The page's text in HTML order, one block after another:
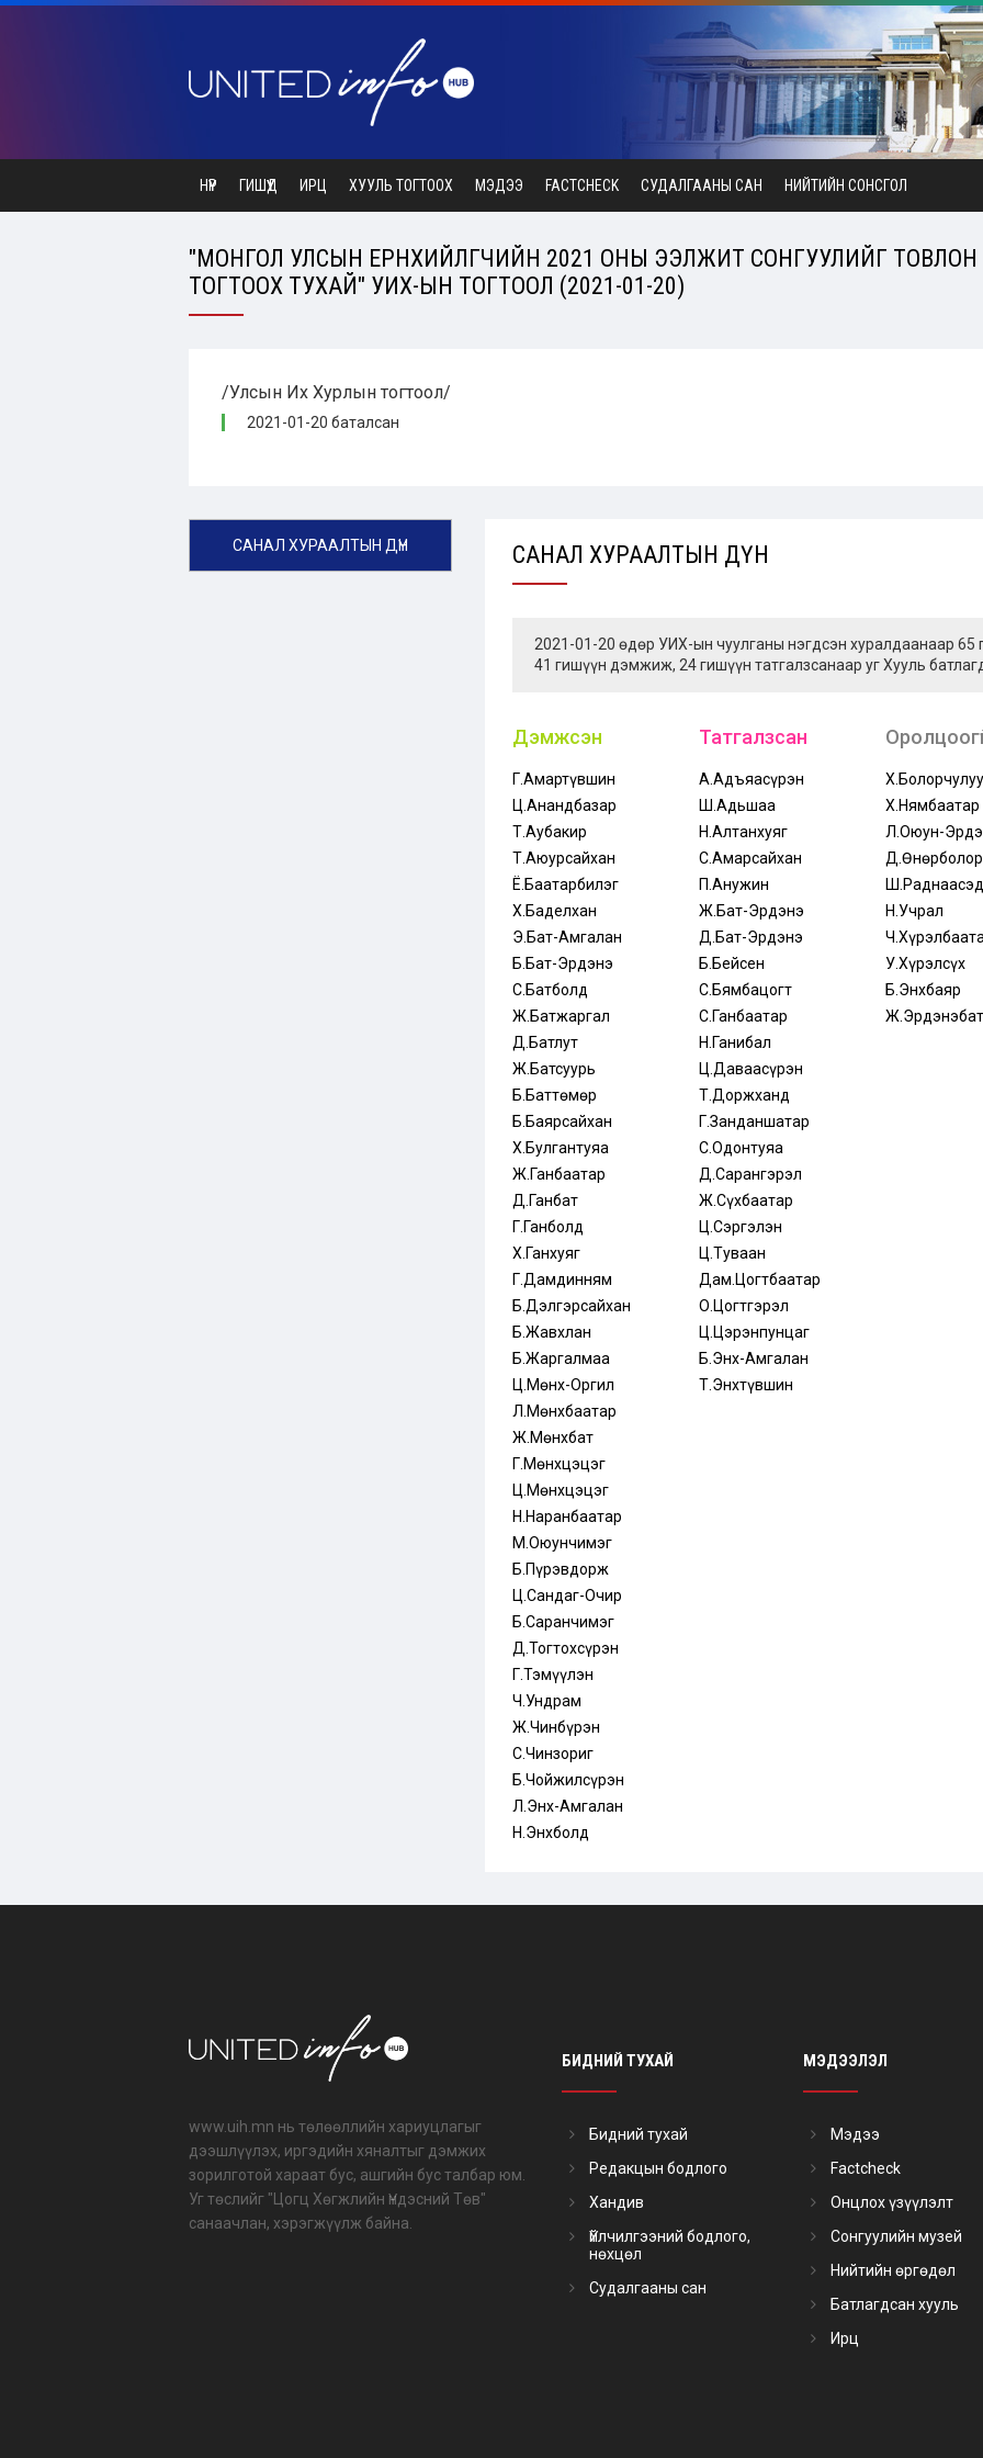
НҮҮР ГИШҮҮД ИРЦ ХУУЛЬ ТОГТООХ МЭДЭЭ FACTCHECK СУДАЛГААНЫ САН НИЙТИЙН СОНСГОЛ
"МОНГОЛ УЛСЫН ЕРӨНХИЙЛӨГЧИЙН 2021 ОНЫ ЭЭЛЖИТ СОНГУУЛИЙГ ТОВЛОН
ТОГТООХ ТУХАЙ" УИХ-ЫН ТОГТООЛ (2021-01-20)
/Улсын Их Хурлын тогтоол/
2021-01-20 баталсан
САНАЛ ХУРААЛТЫН ДҮН САНАЛ ХУРААЛТЫН ДҮН
2021-01-20 өдөр УИХ-ын чуулганы нэгдсэн хуралдаанаар
41 гишүүн дэмжиж, 24 гишүүн татгалзсанаар уг Хууль
Дэмжсэн
Г.Амартүвшин
Ц.Анандбазар
Т.Аубакир
Т.Аюурсайхан
Ё.Баатарбилэг
Х.Баделхан
Э.Бат-Амгалан
Б.Бат-Эрдэнэ
С.Батболд
Ж.Батжаргал
Д.Батлут
Ж.Батсуурь
Б.Баттөмөр
Б.Баярсайхан
Х.Булгантуяа
Ж.Ганбаатар
Д.Ганбат
Г.Ганболд
Х.Ганхуяг
Г.Дамдинням
Б.Дэлгэрсайхан
Б.Жавхлан
Б.Жаргалмаа
Ц.Мөнх-Оргил
Л.Мөнхбаатар
Ж.Мөнхбат
Г.Мөнхцэцэг
Ц.Мөнхцэцэг
Н.Наранбаатар
М.Оюунчимэг
Б.Пүрэвдорж
Ц.Сандаг-Очир
Б.Саранчимэг
Д.Тогтохсүрэн
Г.Тэмүүлэн
Ч.Ундрам
Ж.Чинбүрэн
С.Чинзориг
Б.Чойжилсүрэн
Л.Энх-Амгалан
Н.Энхболд
Татгалзсан
А.Адъяасүрэн
Ш.Адьшаа
Н.Алтанхуяг
С.Амарсайхан
П.Анужин
Ж.Бат-Эрдэнэ
Д.Бат-Эрдэнэ
Б.Бейсен
С.Бямбацогт
С.Ганбаатар
Н.Ганибал
Ц.Даваасүрэн
Т.Доржханд
Г.Занданшатар
С.Одонтуяа
Д.Сарангэрэл
Ж.Сүхбаатар
Ц.Сэргэлэн
Ц.Туваан
Дам.Цогтбаатар
О.Цогтгэрэл
Ц.Цэрэнпунцаг
Б.Энх-Амгалан
Т.Энхтүвшин
Х.Нямбаатар
Л.Оюун-
Д.Өнөрболор
Ш.Раднаасэд
Н.Учрал
У.Хүрэлсүх
Б.Энхбаяр
Ж.Эрдэнэбат
www.uih.mn нь төлөөллийн хариуцлагыг
дээшлүүлэх, иргэдийн хяналтыг дэмжих
зорилготой хараат бус, ашгийн бус талбар юм.
Уг төслийг "Цогц Хөгжлийн Үндэсний Төв"
санаачлан, хэрэгжүүлж байна.
БИДНИЙ ТУХАЙ
Бидний тухай
Редакцын бодлого
Хандив
Үйлчилгээний бодлого,
нөхцөл
Судалгааны сан
МЭДЭЭЛЭЛ
Мэдээ
Factcheck
Онцлох үзүүлэлт
Сонгуулийн музей
Нийтийн өргөдөл
Батлагдсан хууль
Ирц